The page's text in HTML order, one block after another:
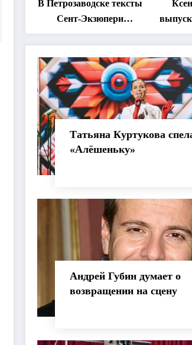
В Петрозаводске тексты
Сент-Экзюпери
переведут на язык
хореографии
Татьяна Куртукова
«Алёшеньку»
Андрей Губин думает о
возвращении на сцену